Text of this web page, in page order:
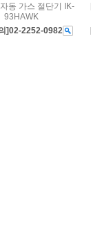
동 가스 절단기 IK-
93HAWK
]02-2252-0982